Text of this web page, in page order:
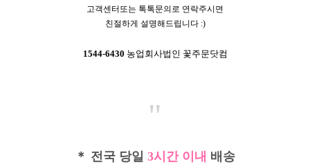
고객센터또는 톡톡문의로 연락주시면
친절하게 설명해드립니다 :)
1544-6430 농업회사법인 꽃주문닷컴
"
＊ 전국 당일 3시간 이내 배송